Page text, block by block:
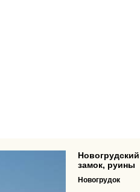
Новогрудский
замок, руины
Новогрудок